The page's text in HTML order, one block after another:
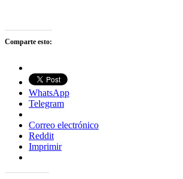
Comparte esto:
WhatsApp
Telegram
Correo electrónico
Reddit
Imprimir